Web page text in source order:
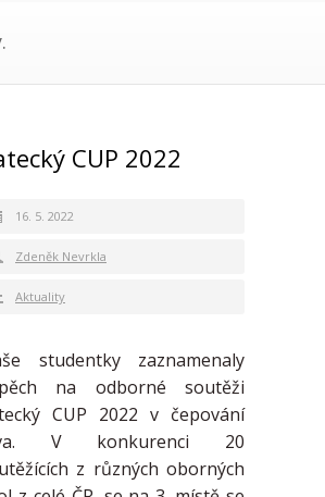
CUP 2022
16. 5. 2022
Zdeněk Nevrkla
Aktuality
studentky zaznamenaly
na odborné soutěži
CUP 2022 v čepování
V konkurenci 20
z různých oborných